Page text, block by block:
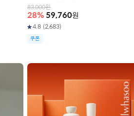
83,000원
28% 59,760원
4.8 (2,683)
쿠폰